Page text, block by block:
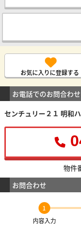
お気に入りに登録する
お電話でのお問合わせ
センチュリー２１ 明和
物件
お問合わせ
1
内容入力